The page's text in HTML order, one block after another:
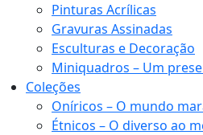
Pinturas Acrílicas
Gravuras Assinadas
Esculturas e Decoração
Miniquadros – Um
Coleções
Oníricos – O mundo
Étnicos – O diverso ao